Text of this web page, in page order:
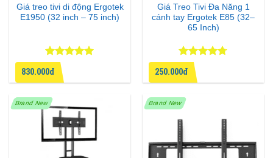
Giá treo tivi di động Ergotek
E1950 (32 inch – 75 inch)
Được xếp
hạng
sao
830.000đ
Giá Treo Tivi Đa Năng 1
cánh tay Ergotek E85 (32–
65 Inch)
Được xếp
hạng
5 sao
250.000đ
Brand New Brand New